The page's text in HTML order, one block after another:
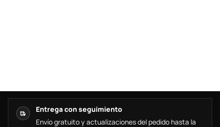
Entrega con seguimiento
Envío gratuito y actualizaciones del pedido hasta la